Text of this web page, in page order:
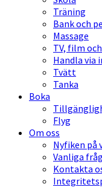
Träning
Bank och
Massage
TV, film
Handla via
Tvätt
Tanka
Boka
Flyg
Om oss
Nyfiken på
Vanliga
Kontakta